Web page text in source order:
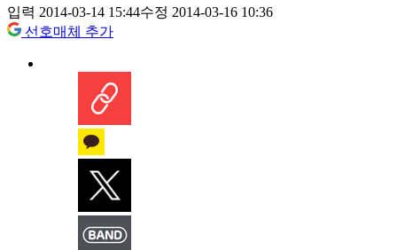
입력 2014-03-14 15:44수정 2014-03-16 10:36
선호매체 추가